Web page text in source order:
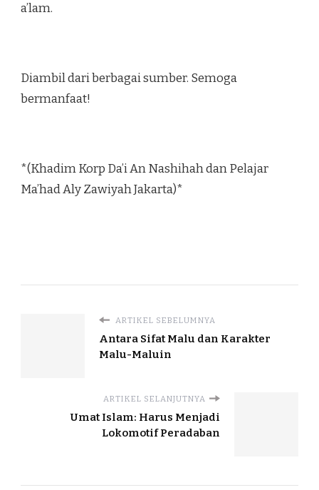
a’lam.
Diambil dari berbagai sumber. Semoga
bermanfaat!
*(Khadim Korp Da’i An Nashihah dan Pelajar
Ma’had Aly Zawiyah Jakarta)*
ARTIKEL SEBELUMNYA
Antara Sifat Malu dan Karakter
Malu-Maluin
ARTIKEL SELANJUTNYA
Umat Islam: Harus Menjadi
Lokomotif Peradaban